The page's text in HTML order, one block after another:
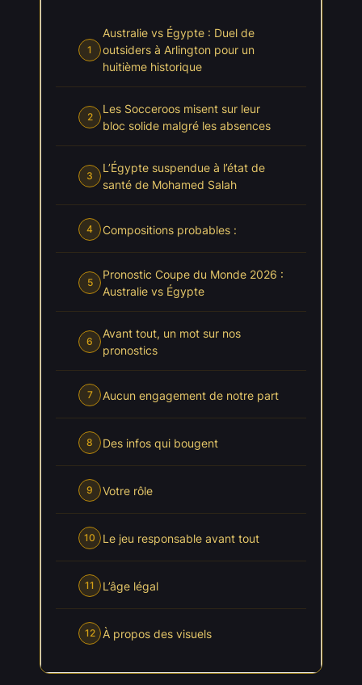
1
Australie vs Égypte : Duel de
outsiders à Arlington pour un
huitième historique
2
Les Socceroos misent sur leur
bloc solide malgré les absences
3
L’Égypte suspendue à l’état de
santé de Mohamed Salah
4 Compositions probables :
5
Pronostic Coupe du Monde 2026 :
Australie vs Égypte
6
Avant tout, un mot sur nos
pronostics
7 Aucun engagement de notre part
8 Des infos qui bougent
9 Votre rôle
10 Le jeu responsable avant tout
11 L’âge légal
12 À propos des visuels